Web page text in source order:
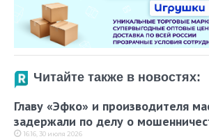
Читайте также в новостях:
Главу «Эфко» и производителя
задержали по делу о
16:16, 30 июля 2026